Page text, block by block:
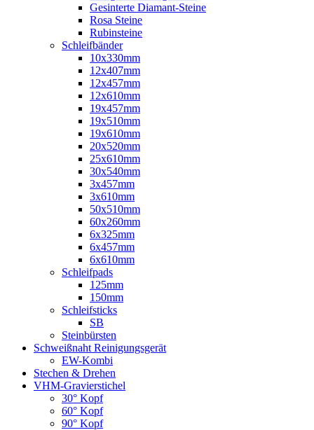
Gesinterte Diamant-Steine
Rosa Steine
Rubinsteine
Schleifbänder
10x330mm
12x407mm
12x457mm
12x610mm
19x457mm
19x510mm
19x610mm
20x520mm
25x610mm
30x540mm
3x457mm
3x610mm
50x510mm
60x260mm
6x325mm
6x457mm
6x610mm
Schleifpads
125mm
150mm
Schleifsticks
SB
Steinbürsten
Schweißnaht Reinigungsgerät
EW-Kombi
Stechen & Drehen
VHM-Gravierstichel
30° Kopf
60° Kopf
90° Kopf